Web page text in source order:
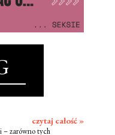
czytaj całość »
– zarówno tych